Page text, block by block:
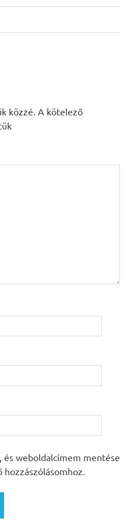
közzé. A kötelező
és weboldalcímem mentése